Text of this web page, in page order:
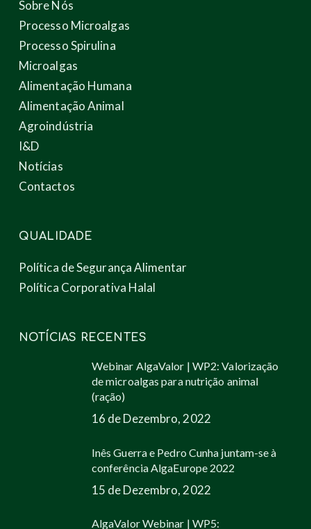
Sobre Nós
Processo Microalgas
Processo Spirulina
Microalgas
Alimentação Humana
Alimentação Animal
Agroindústria
I&D
Notícias
Contactos
QUALIDADE
Política de Segurança Alimentar
Política Corporativa Halal
NOTÍCIAS RECENTES
Webinar AlgaValor | WP2: Valorização
de microalgas para nutrição animal
(ração)
16 de Dezembro, 2022
Inês Guerra e Pedro Cunha juntam-se à
conferência AlgaEurope 2022
15 de Dezembro, 2022
AlgaValor Webinar | WP5: